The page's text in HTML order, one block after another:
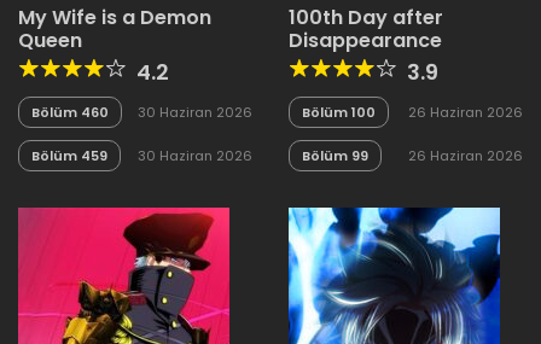
My Wife is a Demon
Queen
4.2
Bölüm 460 30 Haziran 2026
Bölüm 459 30 Haziran 2026
100th Day after
Disappearance
3.9
Bölüm 100 26 Haziran 2026
Bölüm 99 26 Haziran 2026